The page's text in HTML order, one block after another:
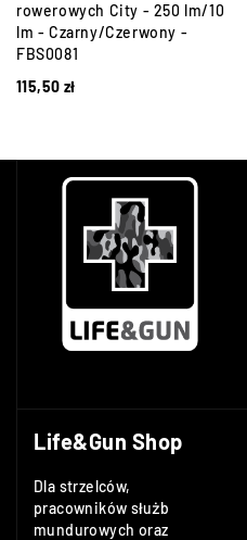
rowerowych City - 250 lm/10
lm - Czarny/Czerwony -
FBS0081
115,50 zł
Life&Gun Shop
Dla strzelców,
pracowników służb
mundurowych oraz